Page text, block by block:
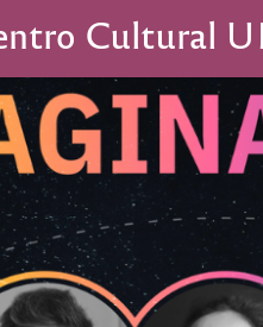
Cultural